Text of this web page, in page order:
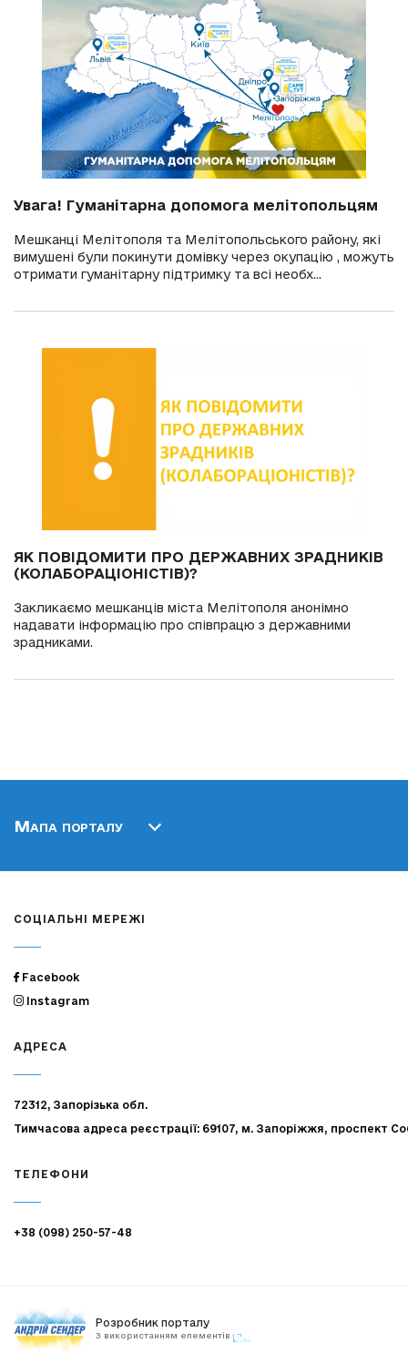
Увага! Гуманітарна допомога мелітопольцям
Мешканці Мелітополя та Мелітопольського району, які
вимушені були покинути домівку через окупацію , можуть
отримати гуманітарну підтримку та всі необх...
ЯК ПОВІДОМИТИ ПРО ДЕРЖАВНИХ ЗРАДНИКІВ
(КОЛАБОРАЦІОНІСТІВ)?
Закликаємо мешканців міста Мелітополя анонімно
надавати інформацію про співпрацю з державними
зрадниками.
Мапа порталу
СОЦІАЛЬНІ МЕРЕЖІ
Facebook
Instagram
АДРЕСА
72312, Запорізька обл.
Тимчасова адреса реєстрації: 69107, м. Запоріжжя, проспект
ТЕЛЕФОНИ
+38 (098) 250-57-48
Розробник порталу
З використанням елементів